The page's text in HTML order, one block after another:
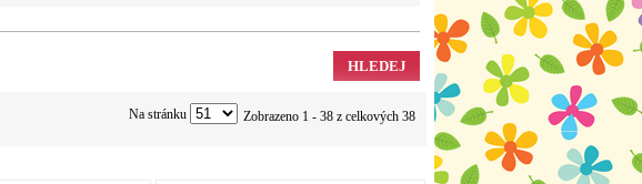
HLEDEJ
Zobrazeno 1 - 38 z celkových 38
Na stránku